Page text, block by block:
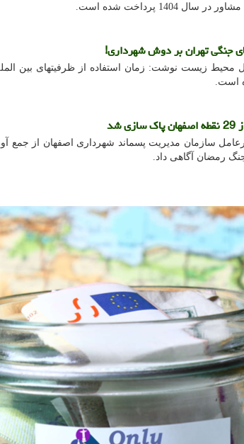
1404 پرداخت شده است.
زیست نوشت: زمان استفاده از ظرفیتهای بین
است.